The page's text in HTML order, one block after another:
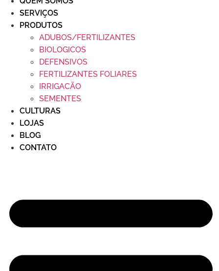
SERVIÇOS
PRODUTOS
ADUBOS/FERTILIZANTES
BIOLOGICOS
DEFENSIVOS
FERTILIZANTES FOLIARES
IRRIGACÃO
SEMENTES
CULTURAS
LOJAS
BLOG
CONTATO